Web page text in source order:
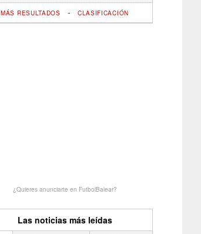
MÁS RESULTADOS - CLASIFICACIÓN
¿Quieres anunciarte en FutbolBalear?
Las noticias más leídas